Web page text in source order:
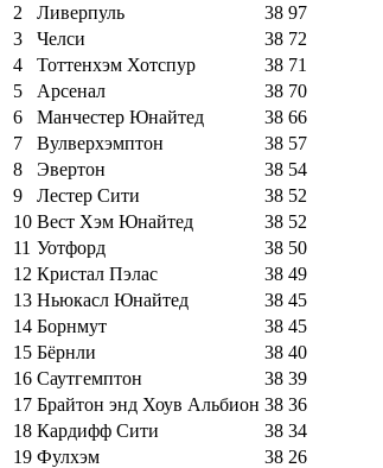
2
Ливерпуль 38 97
3
Челси 38 72
4
Тоттенхэм Хотспур 38 71
5
Арсенал 38 70
6
Манчестер Юнайтед 38 66
7
Вулверхэмптон 38 57
8
Эвертон 38 54
9
Лестер Сити 38 52
10 Вест Хэм Юнайтед 38 52
11 Уотфорд 38 50
12 Кристал Пэлас 38 49
13 Ньюкасл Юнайтед 38 45
14 Борнмут 38 45
15 Бёрнли 38 40
16 Саутгемптон 38 39
17 Брайтон энд Хоув Альбион 38 36
18 Кардифф Сити 38 34
19 Фулхэм 38 26